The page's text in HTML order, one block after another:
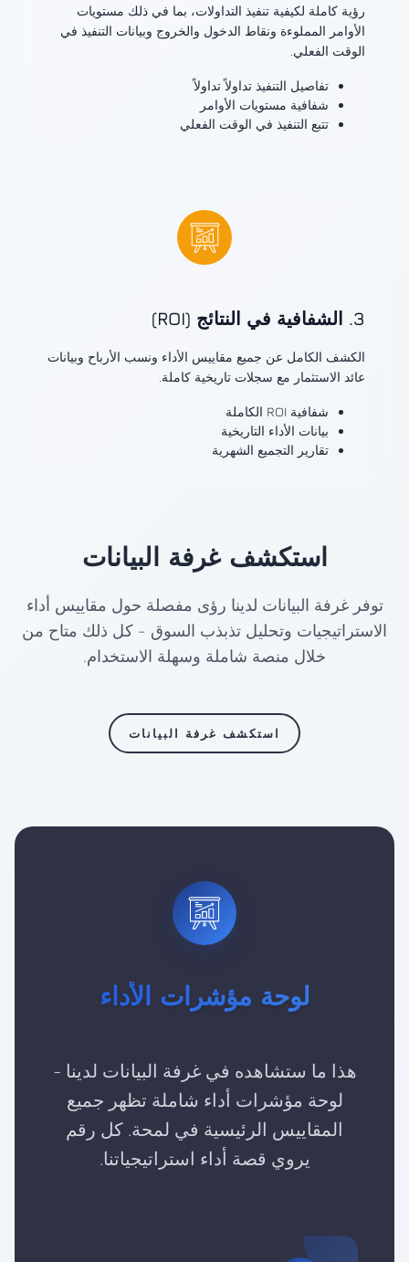
رؤية كاملة لكيفية تنفيذ التداولات، بما في ذلك مستويات
الأوامر المملوءة ونقاط الدخول والخروج وبيانات التنفيذ في
الوقت الفعلي.
تفاصيل التنفيذ تداولاً تداولاً
شفافية مستويات الأوامر
تتبع التنفيذ في الوقت الفعلي
3. الشفافية في النتائج (ROI)
الكشف الكامل عن جميع مقاييس الأداء ونسب الأرباح وبيانات
عائد الاستثمار مع سجلات تاريخية كاملة.
شفافية ROI الكاملة
بيانات الأداء التاريخية
تقارير التجميع الشهرية
استكشف غرفة البيانات
توفر غرفة البيانات لدينا رؤى مفصلة حول مقاييس أداء
الاستراتيجيات وتحليل تذبذب السوق - كل ذلك متاح من
خلال منصة شاملة وسهلة الاستخدام.
استكشف غرفة البيانات
لوحة مؤشرات الأداء
هذا ما ستشاهده في غرفة البيانات لدينا -
لوحة مؤشرات أداء شاملة تظهر جميع
المقاييس الرئيسية في لمحة. كل رقم
يروي قصة أداء استراتيجياتنا.